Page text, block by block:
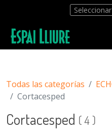
Todas las categorías
Cortacesped
Cortacesped (4)